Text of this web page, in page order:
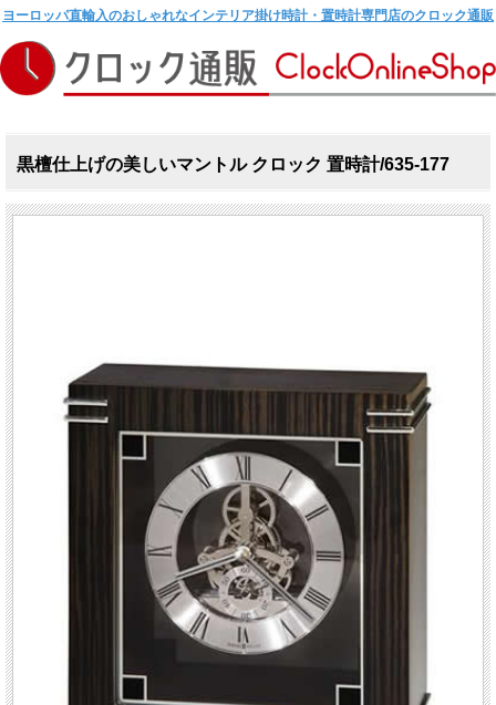
ヨーロッパ直輸入のおしゃれなインテリア掛け時計・置時計専門店のクロック通販
黒檀仕上げの美しいマントル クロック 置時計/635-177